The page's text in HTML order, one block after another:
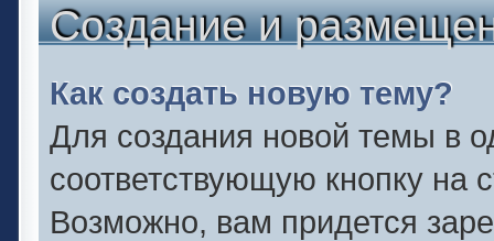
Создание и
Как создать новую тему?
Для создания новой темы в
соответствующую кнопку
Возможно, вам придется